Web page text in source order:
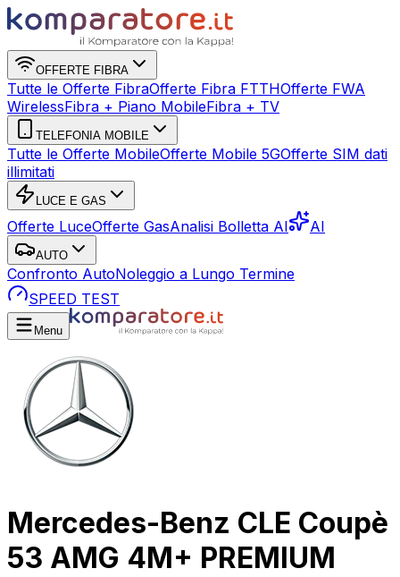
OFFERTE FIBRA
Tutte le Offerte FibraOfferte Fibra FTTHOfferte FWA
WirelessFibra + Piano MobileFibra + TV
TELEFONIA MOBILE
Tutte le Offerte MobileOfferte Mobile 5GOfferte SIM dati
illimitati
LUCE E GAS
Offerte LuceOfferte GasAnalisi Bolletta AI AI
AUTO
Confronto AutoNoleggio a Lungo Termine
SPEED TEST
Menu
Mercedes-Benz CLE Coupè
53 AMG 4M+ PREMIUM